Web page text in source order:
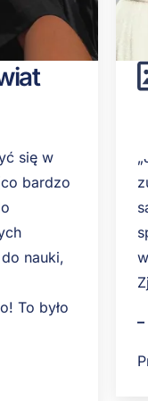
się w
bardzo
nauki,
To było